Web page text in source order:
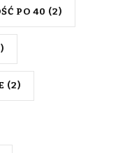
PO 40 (2)
(2)